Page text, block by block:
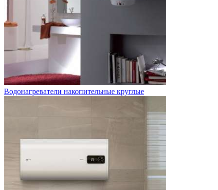
Водонагреватели накопительные круглые